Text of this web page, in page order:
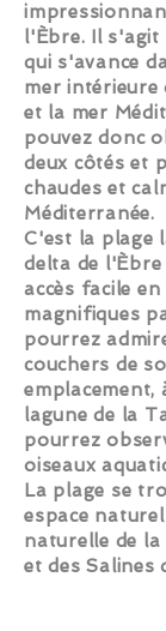
l'Èbre. Il s'agit
qui s'avance
mer intérieure
et la mer
pouvez donc
deux côtés et
chaudes et
Méditerranée.
C'est la plage
delta de
accès facile
magnifiques
pourrez
couchers de
emplacement,
lagune de la
pourrez
oiseaux
La plage se
espace
naturelle de la
et des Salines